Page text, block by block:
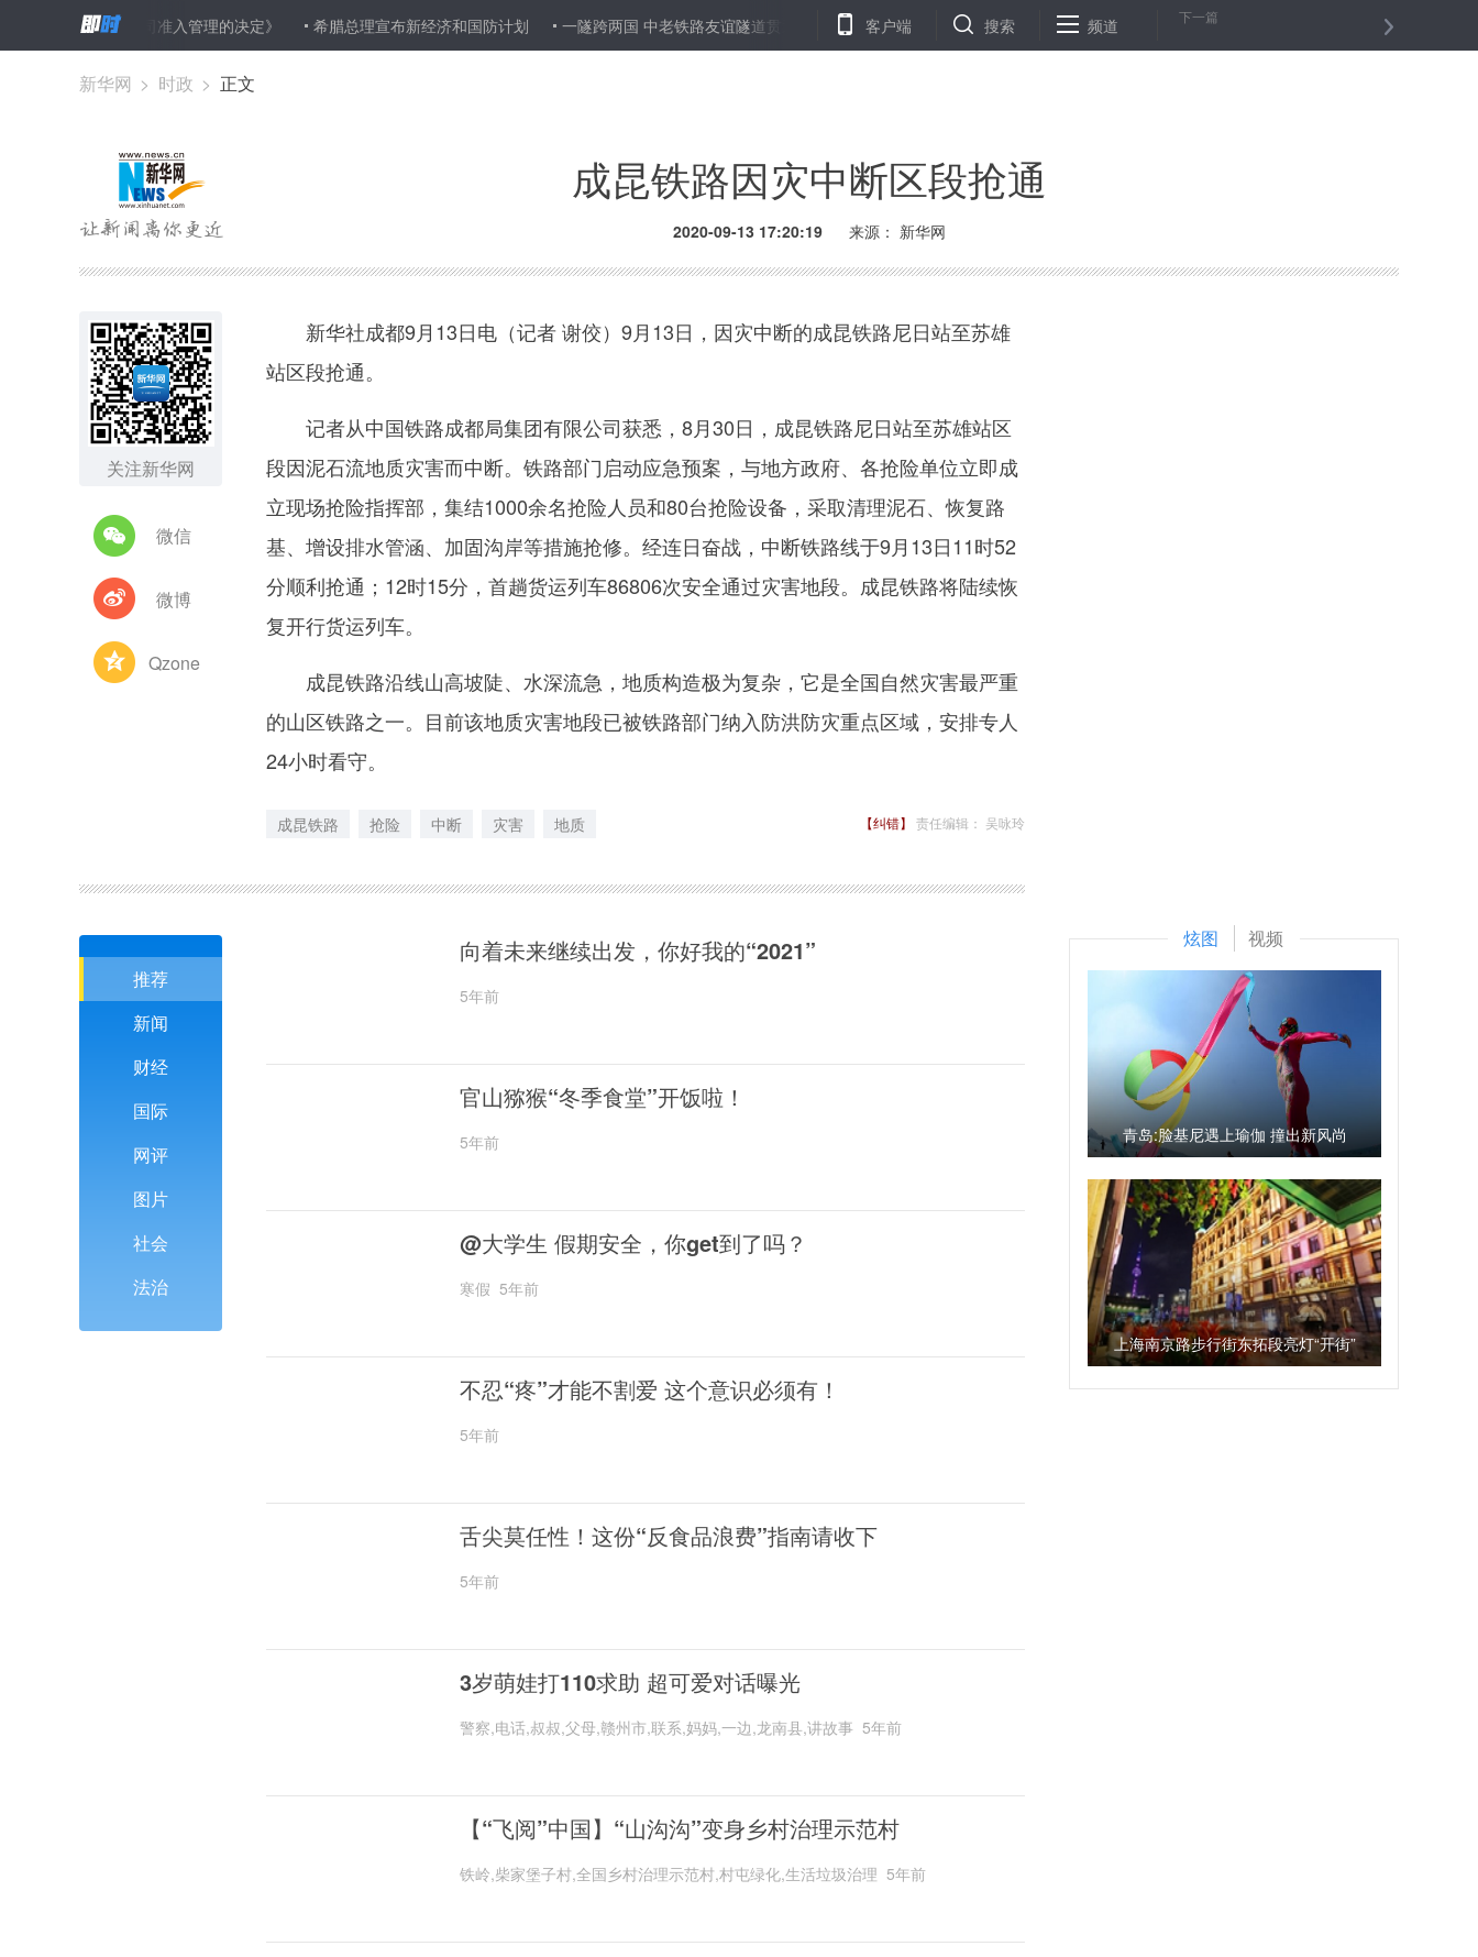
金融控股公司准入管理的决定》 希腊总理宣布新经济和国防计划 一隧跨两国 中老铁路友谊隧道贯通 我国自主研发的6比特超导量子计算云平台上线 安徽：“5G+工业互联网”助力制造业转型升级
客户端 搜索 频道 下一篇
新华网 > 时政 > 正文
成昆铁路因灾中断区段抢通
2020-09-13 17:20:19 来源： 新华网
关注新华网
微信
微博
Qzone
新华社成都9月13日电（记者 谢佼）9月13日，因灾中断的成昆铁路尼日站至苏雄
站区段抢通。
记者从中国铁路成都局集团有限公司获悉，8月30日，成昆铁路尼日站至苏雄站区
段因泥石流地质灾害而中断。铁路部门启动应急预案，与地方政府、各抢险单位立即成
立现场抢险指挥部，集结1000余名抢险人员和80台抢险设备，采取清理泥石、恢复路
基、增设排水管涵、加固沟岸等措施抢修。经连日奋战，中断铁路线于9月13日11时52
分顺利抢通；12时15分，首趟货运列车86806次安全通过灾害地段。成昆铁路将陆续恢
复开行货运列车。
成昆铁路沿线山高坡陡、水深流急，地质构造极为复杂，它是全国自然灾害最严重
的山区铁路之一。目前该地质灾害地段已被铁路部门纳入防洪防灾重点区域，安排专人
24小时看守。
成昆铁路 抢险 中断 灾害 地质 【纠错】 责任编辑： 吴咏玲
推荐
新闻
财经
国际
网评
图片
社会
法治
向着未来继续出发，你好我的“2021”
5年前
官山猕猴“冬季食堂”开饭啦！
5年前
@大学生 假期安全，你get到了吗？
寒假 5年前
不忍“疼”才能不割爱 这个意识必须有！
5年前
舌尖莫任性！这份“反食品浪费”指南请收下
5年前
3岁萌娃打110求助 超可爱对话曝光
警察,电话,叔叔,父母,赣州市,联系,妈妈,一边,龙南县,讲故事 5年前
【“飞阅”中国】“山沟沟”变身乡村治理示范村
铁岭,柴家堡子村,全国乡村治理示范村,村屯绿化,生活垃圾治理 5年前
炫图 视频
青岛:脸基尼遇上瑜伽 撞出新风尚
上海南京路步行街东拓段亮灯“开街”